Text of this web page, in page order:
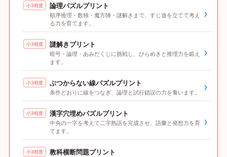
小3程度 論理パズルプリント
順序推理・数独・魔方陣・謎解きまで、すじ道を立てて考え
る力を育てます。
›
小3程度 謎解きプリント
暗号・論理・あみだくじに挑戦し、ひらめきと推理力を鍛え
ます。
›
小3程度 ぶつからない線パズルプリント
条件どおりに線をつなぎ、論理と試行錯誤の力を養います。 ›
小3程度 漢字穴埋めパズルプリント
中央の一字を考えて二字熟語を完成させ、語彙と発想力を育
てます。
›
小3程度 教科横断問題プリント